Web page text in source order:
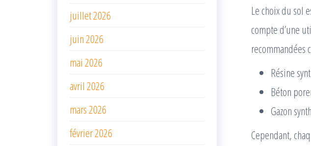
Le choix du sol
compte d’une
recommandées
Résine
Béton
Gazon
Cependant,
juillet 2026
juin 2026
mai 2026
avril 2026
mars 2026
février 2026